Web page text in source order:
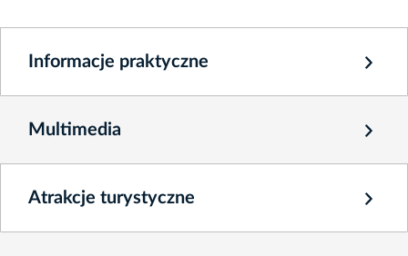
Informacje praktyczne
Multimedia
Atrakcje turystyczne